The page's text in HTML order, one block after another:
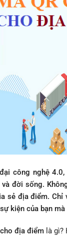
công nghệ 4.0,
đời sống.
sẻ địa điểm.
kiện của bạn
địa điểm là